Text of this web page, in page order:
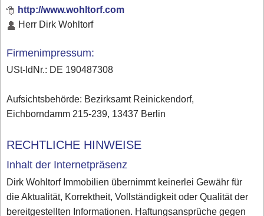
http://www.wohltorf.com
Herr Dirk Wohltorf
Firmenimpressum:
USt-IdNr.: DE 190487308
Aufsichtsbehörde: Bezirksamt Reinickendorf,
Eichborndamm 215-239, 13437 Berlin
RECHTLICHE HINWEISE
Inhalt der Internetpräsenz
Dirk Wohltorf Immobilien übernimmt keinerlei Gewähr für
die Aktualität, Korrektheit, Vollständigkeit oder Qualität der
bereitgestellten Informationen. Haftungsansprüche gegen